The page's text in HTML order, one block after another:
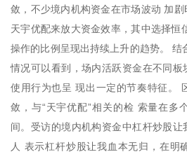
敛，不少境内机构资金在市场波动 加
天宇优配来放大资金效率，其中选择恒
操作的比例呈现出持续上升的趋势。 结
情况可以看到，场内活跃资金在不同板
使用行为也呈 现出一定的节奏特征。
敛，与“天宇优配”相关的检 索量在多
间。受访的境内机构资金中杠杆炒股
人 表示杠杆炒股让我血本无归，在明